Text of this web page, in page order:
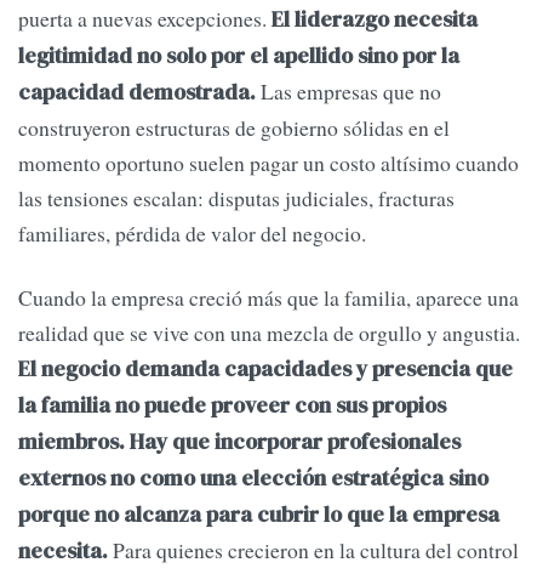
puerta a nuevas excepciones. El liderazgo necesita
legitimidad no solo por el apellido sino por la
capacidad demostrada.Las empresas que no
construyeron estructuras de gobierno sólidas en el
momento oportuno suelen pagar un costo altísimo cuando
las tensiones escalan: disputas judiciales, fracturas
familiares, pérdida de valor del negocio.
Cuando la empresa creció más que la familia, aparece una
realidad que se vive con una mezcla de orgullo y angustia.
El negocio demanda capacidades y presencia que
la familia no puede proveer con sus propios
miembros. Hay que incorporar profesionales
externos no como una elección estratégica sino
porque no alcanza para cubrir lo que la empresa
necesita.Para quienes crecieron en la cultura del control